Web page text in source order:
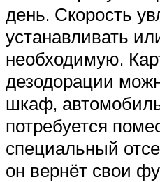
день. Скорость
устанавливать
необходимую.
дезодорации
шкаф,
потребуется
специальный
он вернёт свои